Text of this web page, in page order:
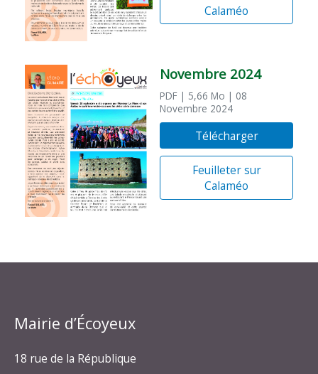
Calaméo
Novembre 2024
PDF | 5,66 Mo | 08
Novembre 2024
Télécharger
Feuilleter sur
Calaméo
Mairie d’Écoyeux
18 rue de la République